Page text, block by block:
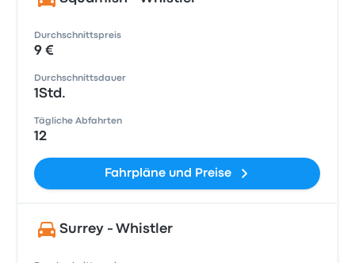
Durchschnittspreis
9 €
Durchschnittsdauer
1Std.
Tägliche Abfahrten
12
Fahrpläne und Preise
Surrey - Whistler